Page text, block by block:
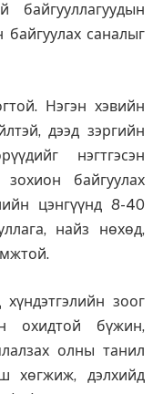
байгууллагуудын
саналыг
Нэгэн хэвийн
дээд зэргийн
нэгтгэсэн
байгуулах
цэнгүүнд 8-40
найз нөхөд,
зоог
охидтой бүжин,
олны танил
хөгжиж, дэлхийд